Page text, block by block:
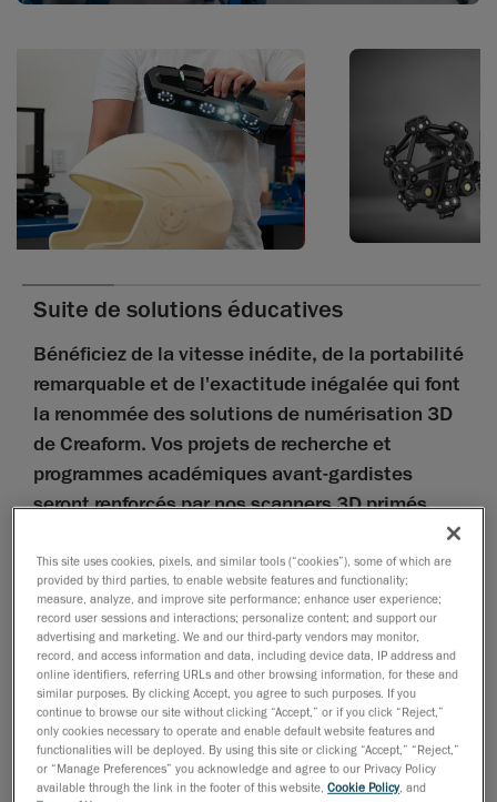
ingénieurs doivent
maîtriser. La numérisation
3D est donc très pertinente
pour les étudiants en
ingénierie, puisqu'ils
devront l'utiliser lorsqu'ils
travailleront dans
l'industrie.
Suite de solutions éducatives
Bénéficiez de la vitesse inédite, de la portabilité
remarquable et de l'exactitude inégalée qui font
la renommée des solutions de numérisation 3D
de Creaform. Vos projets de recherche et
programmes académiques avant-gardistes
seront renforcés par nos scanners 3D primés
Sélection des
technologies de mesure 3D de classe
métrologique
au sein de la gamme Creaform
Logiciels de Creaform ACADEMIA, couvrant la
rétro-ingénierie et l’inspection
This site uses cookies, pixels, and similar tools (“cookies”), some of which are
provided by third parties, to enable website features and functionality;
measure, analyze, and improve site performance; enhance user experience;
record user sessions and interactions; personalize content; and support our
advertising and marketing. We and our third-party vendors may monitor,
record, and access information and data, including device data, IP address and
online identifiers, referring URLs and other browsing information, for these and
similar purposes. By clicking Accept, you agree to such purposes. If you
continue to browse our site without clicking “Accept,” or if you click “Reject,”
only cookies necessary to operate and enable default website features and
functionalities will be deployed. By using this site or clicking “Accept,” “Reject,”
or “Manage Preferences” you acknowledge and agree to our Privacy Policy
available through the link in the footer of this website,Cookie Policy, and